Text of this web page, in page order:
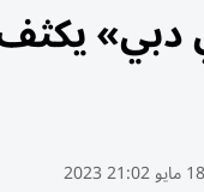
دبي»
18 مايو 21:02 2023